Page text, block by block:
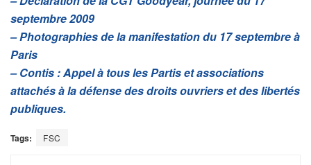
septembre 2009
– Photographies de la manifestation du 17 septembre à
Paris
– Contis : Appel à tous les Partis et associations
attachés à la défense des droits ouvriers et des libertés
publiques.
Tags: FSC